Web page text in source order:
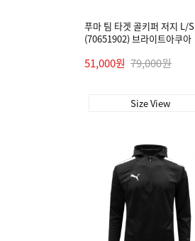
푸마 팀 타겟 골키퍼 저지 L/S
(70651902) 브라이트아쿠아
51,000원 79,000원
Size View